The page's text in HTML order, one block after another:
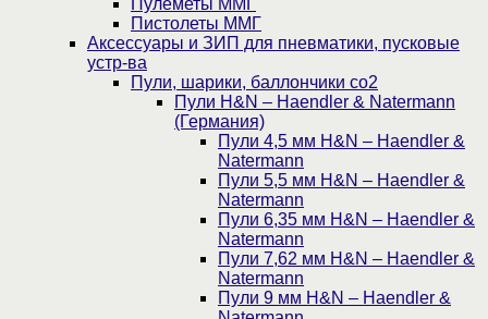
Пулеметы ММГ
Пистолеты ММГ
Аксессуары и ЗИП для пневматики, пусковые
устр-ва
Пули, шарики, баллончики со2
Пули H&N – Haendler & Natermann
(Германия)
Пули 4,5 мм H&N – Haendler &
Natermann
Пули 5,5 мм H&N – Haendler &
Natermann
Пули 6,35 мм H&N – Haendler &
Natermann
Пули 7,62 мм H&N – Haendler &
Natermann
Пули 9 мм H&N – Haendler &